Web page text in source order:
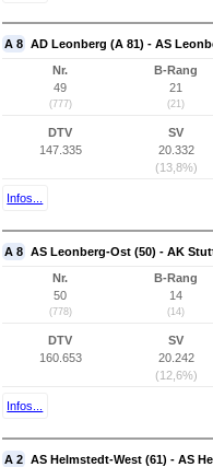
A 8 AD Leonberg (A 81) - AS
Nr.
49
(777)
B-Rang
21
(21)
DTV
147.335
SV
20.332
(13,8%)
Infos...
A 8 AS Leonberg-Ost (50) - AK
Nr.
50
(778)
B-Rang
14
(14)
DTV
160.653
SV
20.242
(12,6%)
Infos...
A 2 AS Helmstedt-West (61) - AS